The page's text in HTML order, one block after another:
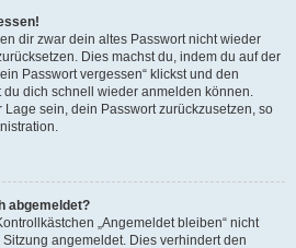
dir zwar dein altes Passwort nicht wieder
Dies machst du, indem du auf der
Passwort vergessen“ klickst und den
dich schnell wieder anmelden können.
sein, dein Passwort zurückzusetzen, so
abgemeldet?
„Angemeldet bleiben“ nicht
angemeldet. Dies verhindert den